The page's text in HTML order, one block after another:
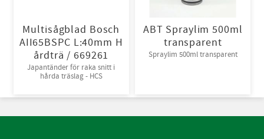
Multisågblad Bosch
AII65BSPC L:40mm H
årdträ / 669261
Japantänder för raka snitt i
hårda träslag - HCS
ABT Spraylim 500ml
transparent
Spraylim 500ml transparent